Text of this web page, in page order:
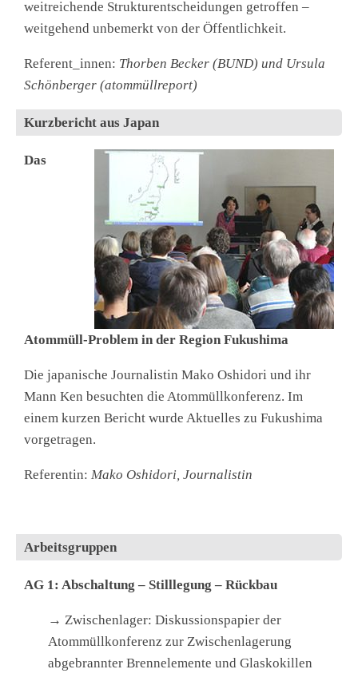
weitreichende Strukturentscheidungen getroffen –
weitgehend unbemerkt von der Öffentlichkeit.
Referent_innen: Thorben Becker (BUND) und Ursula
Schönberger (atommüllreport)
Kurzbericht aus Japan
Das
Atommüll-Problem in der Region Fukushima
Die japanische Journalistin Mako Oshidori und ihr
Mann Ken besuchten die Atommüllkonferenz. Im
einem kurzen Bericht wurde Aktuelles zu Fukushima
vorgetragen.
Referentin: Mako Oshidori, Journalistin
Arbeitsgruppen
AG 1: Abschaltung – Stilllegung – Rückbau
→ Zwischenlager: Diskussionspapier der
Atommüllkonferenz zur Zwischenlagerung
abgebrannter Brennelemente und Glaskokillen